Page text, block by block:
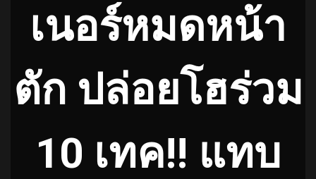
เนอร์หมดหน้า
ตัก ปล่อยโฮร่วม
10 เทค!! แทบ